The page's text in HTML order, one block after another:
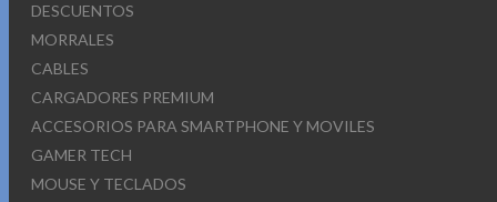
DESCUENTOS
MORRALES
CABLES
CARGADORES PREMIUM
ACCESORIOS PARA SMARTPHONE Y MOVILES
GAMER TECH
MOUSE Y TECLADOS